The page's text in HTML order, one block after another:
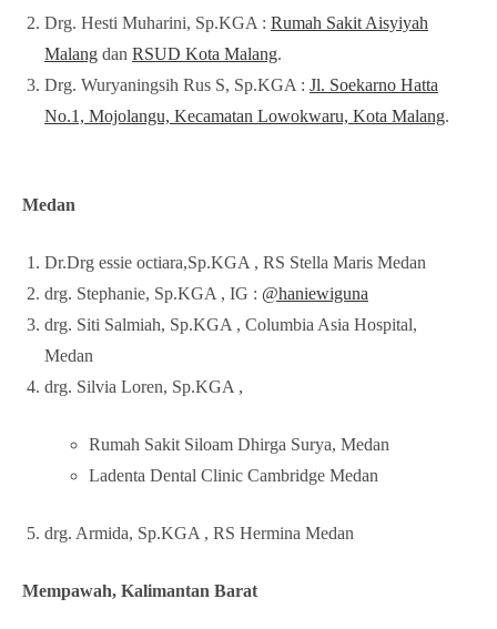
Drg. Hesti Muharini, Sp.KGA : Rumah Sakit Aisyiyah
Malang dan RSUD Kota Malang.
Drg. Wuryaningsih Rus S, Sp.KGA : Jl. Soekarno Hatta
No.1, Mojolangu, Kecamatan Lowokwaru, Kota Malang.
Medan
Dr.Drg essie octiara,Sp.KGA , RS Stella Maris Medan
drg. Stephanie, Sp.KGA , IG : @haniewiguna
drg. Siti Salmiah, Sp.KGA , Columbia Asia Hospital,
Medan
drg. Silvia Loren, Sp.KGA ,
Rumah Sakit Siloam Dhirga Surya, Medan
Ladenta Dental Clinic Cambridge Medan
drg. Armida, Sp.KGA , RS Hermina Medan
Mempawah, Kalimantan Barat